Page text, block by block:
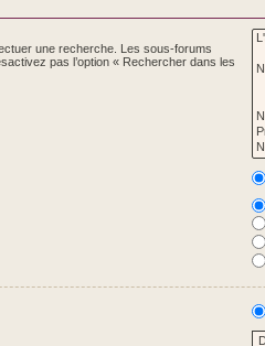
une recherche. Les sous-forums
pas l’option « Rechercher dans les